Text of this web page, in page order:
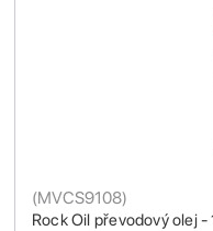
Rock Oil převodový olej -
(MVCS9108)